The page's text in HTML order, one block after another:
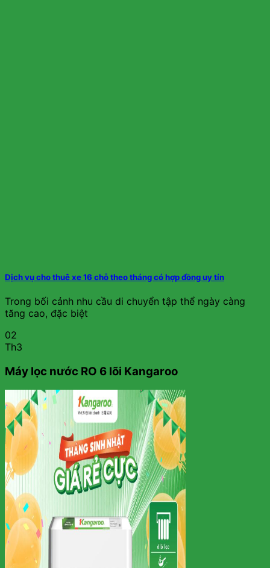
Dịch vụ cho thuê xe 16 chỗ theo tháng có hợp đồng uy tín
Trong bối cảnh nhu cầu di chuyển tập thể ngày càng
tăng cao, đặc biệt
02
Th3
Máy lọc nước RO 6 lõi Kangaroo